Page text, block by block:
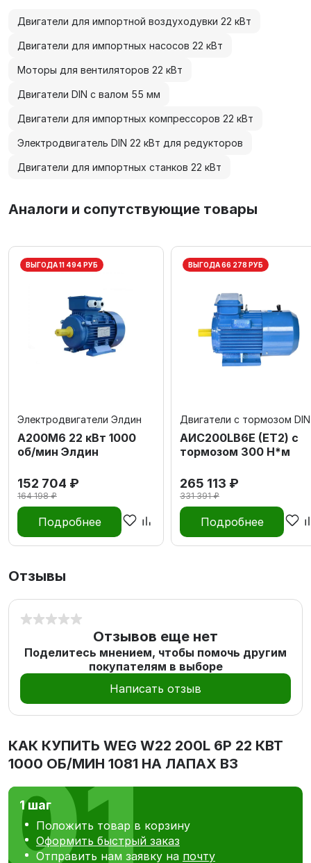
Двигатели для импортной воздуходувки 22 кВт
Двигатели для импортных насосов 22 кВт
Моторы для вентиляторов 22 кВт
Двигатели DIN с валом 55 мм
Двигатели для импортных компрессоров 22 кВт
Электродвигатель DIN 22 кВт для редукторов
Двигатели для импортных станков 22 кВт
Аналоги и сопутствующие товары
ВЫГОДА 11 494 РУБ
Электродвигатели Элдин
А200М6 22 кВт 1000
об/мин Элдин
152 704 ₽
164 198 ₽
Подробнее
ВЫГОДА 66 278 РУБ
Двигатели с тормозом DIN
AИC200LB6Е (ET2) с
тормозом 300 Н*м
265 113 ₽
331 391 ₽
Подробнее
Отзывы
Отзывов еще нет
Поделитесь мнением, чтобы помочь другим
покупателям в выборе
Написать отзыв
КАК КУПИТЬ WEG W22 200L 6P 22 КВТ
1000 ОБ/МИН 1081 НА ЛАПАХ В3
1 шаг
Положить товар в корзину
Оформить быстрый заказ
Отправить нам заявку на почту